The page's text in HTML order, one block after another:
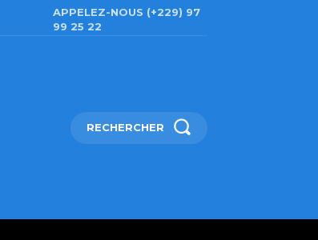
APPELEZ-NOUS (+229) 97
99 25 22
RECHERCHER